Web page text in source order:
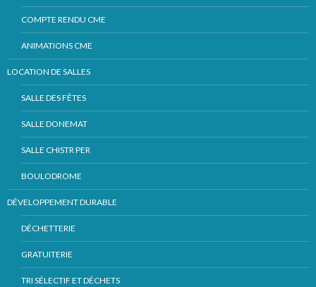
COMPTE RENDU CME
ANIMATIONS CME
LOCATION DE SALLES
SALLE DES FÊTES
SALLE DONEMAT
SALLE CHISTR PER
BOULODROME
DÉVELOPPEMENT DURABLE
DÉCHETTERIE
GRATUITERIE
TRI SÉLECTIF ET DÉCHETS